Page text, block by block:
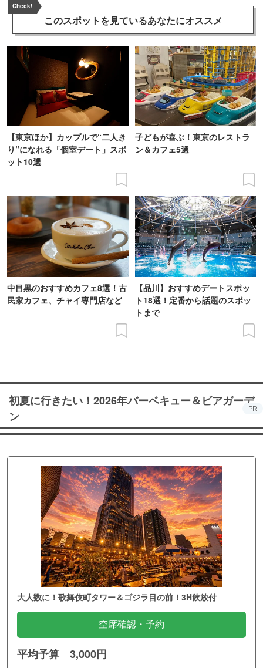
Check!
このスポットを見ているあなたにオススメ
【東京ほか】カップルで“二人き
り”になれる「個室デート」スポ
ット10選
子どもが喜ぶ！東京のレストラ
ン＆カフェ5選
中目黒のおすすめカフェ8選！古
民家カフェ、チャイ専門店など
【品川】おすすめデートスポッ
ト18選！定番から話題のスポッ
トまで
初夏に行きたい！2026年バーベキュー＆ビアガーデ
ン
PR
大人数に！歌舞伎町タワー＆ゴジラ目の前！3H飲放付
空席確認・予約
平均予算 3,000円